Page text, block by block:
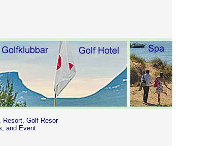
Resort, Golf Resor
and Event